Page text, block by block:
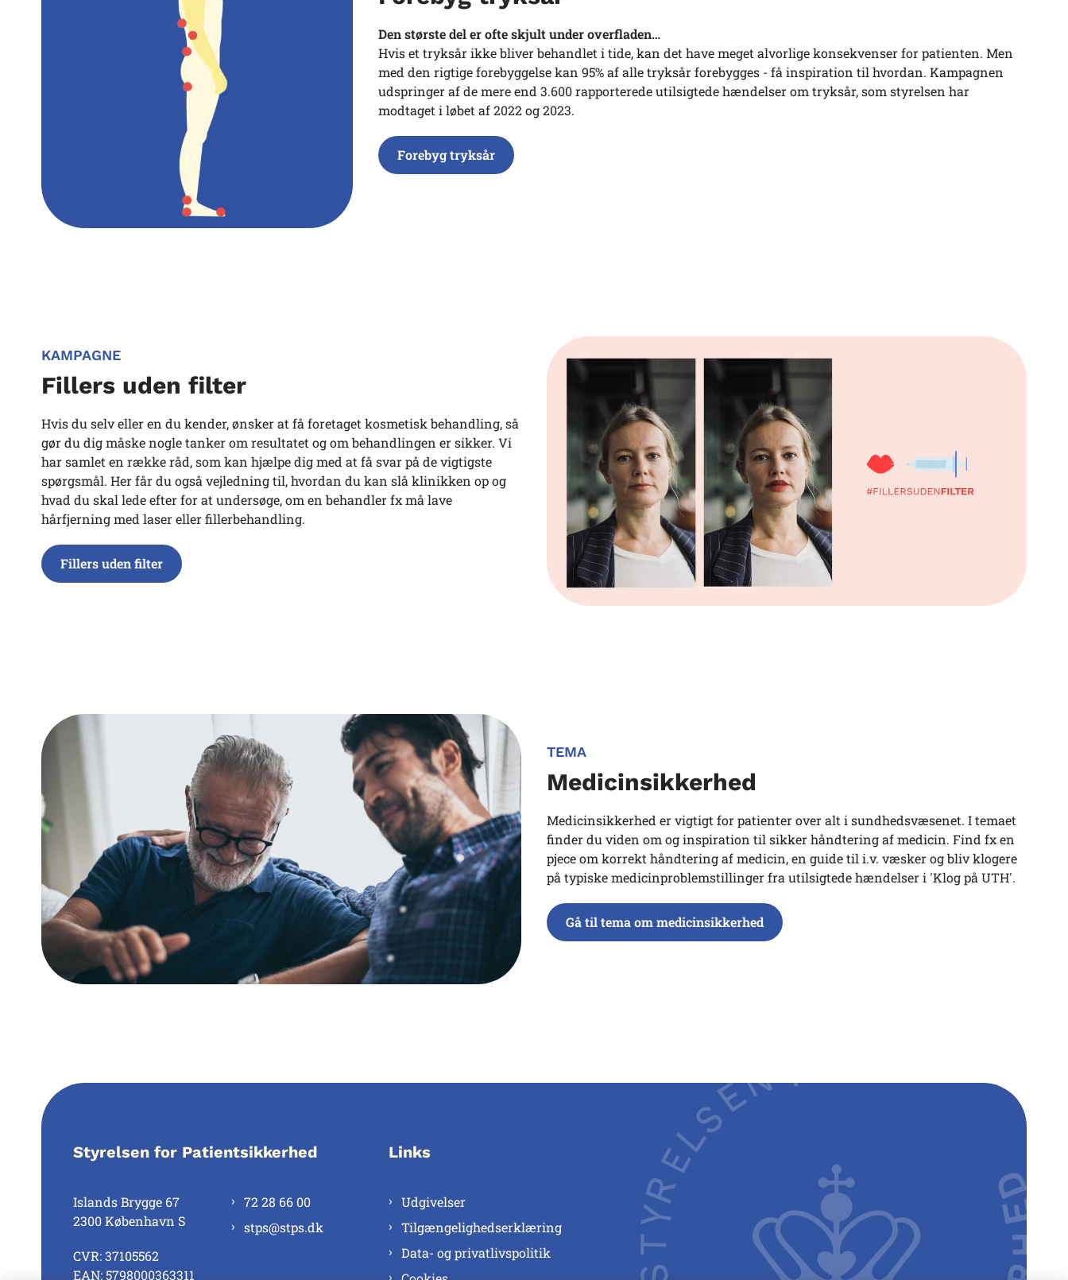
Den største del er ofte skjult under overfladen…
Hvis et tryksår ikke bliver behandlet i tide, kan det have meget alvorlige konsekvenser for patienten. Men
med den rigtige forebyggelse kan 95% af alle tryksår forebygges - få inspiration til hvordan. Kampagnen
udspringer af de mere end 3.600 rapporterede utilsigtede hændelser om tryksår, som styrelsen har
modtaget i løbet af 2022 og 2023.
Forebyg tryksår
KAMPAGNE
Fillers uden filter
Hvis du selv eller en du kender, ønsker at få foretaget kosmetisk behandling, så
gør du dig måske nogle tanker om resultatet og om behandlingen er sikker. Vi
har samlet en række råd, som kan hjælpe dig med at få svar på de vigtigste
spørgsmål. Her får du også vejledning til, hvordan du kan slå klinikken op og
hvad du skal lede efter for at undersøge, om en behandler fx må lave
hårfjerning med laser eller fillerbehandling.
Fillers uden filter
TEMA
Medicinsikkerhed
Medicinsikkerhed er vigtigt for patienter over alt i sundhedsvæsenet. I temaet
finder du viden om og inspiration til sikker håndtering af medicin. Find fx en
pjece om korrekt håndtering af medicin, en guide til i.v. væsker og bliv klogere
på typiske medicinproblemstillinger fra utilsigtede hændelser i 'Klog på UTH'.
Gå til tema om medicinsikkerhed
Styrelsen for Patientsikkerhed
Islands Brygge 67
2300 København S
CVR: 37105562
EAN: 5798000363311
72 28 66 00
stps@stps.dk
Links
Udgivelser
Tilgængelighedserklæring
Data- og privatlivspolitik